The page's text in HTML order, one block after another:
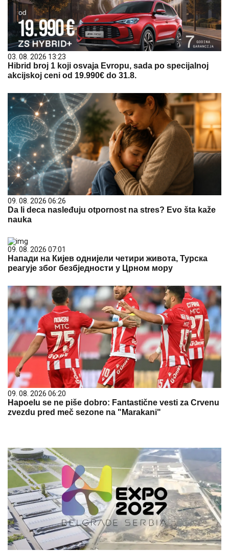
03. 08. 2026 13:23
Hibrid broj 1 koji osvaja Evropu, sada po specijalnoj
akcijskoj ceni od 19.990€ do 31.8.
09. 08. 2026 06:26
Da li deca nasleđuju otpornost na stres? Evo šta kaže
nauka
09. 08. 2026 07:01
Напади на Кијев однијели четири живота, Турска
реагује због безбједности у Црном мору
09. 08. 2026 06:20
Hapoelu se ne piše dobro: Fantastične vesti za Crvenu
zvezdu pred meč sezone na "Marakani"